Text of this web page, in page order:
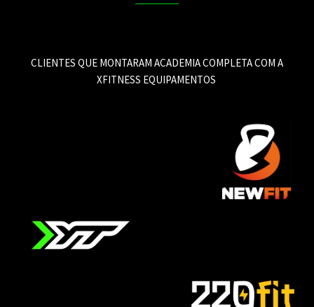
CLIENTES QUE MONTARAM ACADEMIACOMPLETA COM A
XFITNESS EQUIPAMENTOS